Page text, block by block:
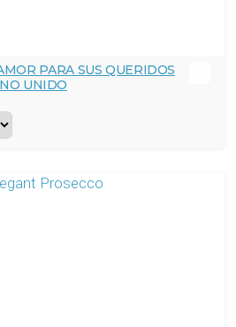
PARA SUS QUERIDOS
UNIDO